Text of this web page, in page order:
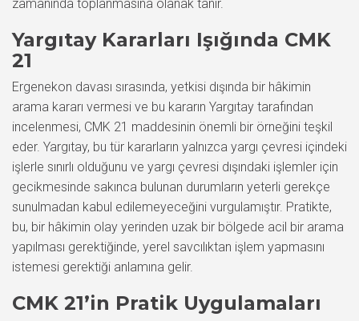
zamanında toplanmasına olanak tanır.
Yargıtay Kararları Işığında CMK
21
Ergenekon davası sırasında, yetkisi dışında bir hâkimin
arama kararı vermesi ve bu kararın Yargıtay tarafından
incelenmesi, CMK 21 maddesinin önemli bir örneğini teşkil
eder. Yargıtay, bu tür kararların yalnızca yargı çevresi içindeki
işlerle sınırlı olduğunu ve yargı çevresi dışındaki işlemler için
gecikmesinde sakınca bulunan durumların yeterli gerekçe
sunulmadan kabul edilemeyeceğini vurgulamıştır. Pratikte,
bu, bir hâkimin olay yerinden uzak bir bölgede acil bir arama
yapılması gerektiğinde, yerel savcılıktan işlem yapmasını
istemesi gerektiği anlamına gelir.
CMK 21’in Pratik Uygulamaları